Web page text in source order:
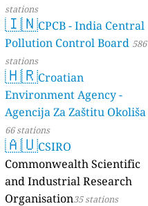
stations
🇮🇳CPCB - India Central
Pollution Control Board 586
stations
🇭🇷Croatian
Environment Agency -
Agencija Za Zaštitu Okoliša
66 stations
🇦🇺CSIRO
Commonwealth Scientific
and Industrial Research
Organisation35 stations